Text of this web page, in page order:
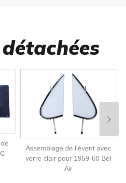
Assemblage de l'évent avec
verre clair pour 1959-60 Bel
Air